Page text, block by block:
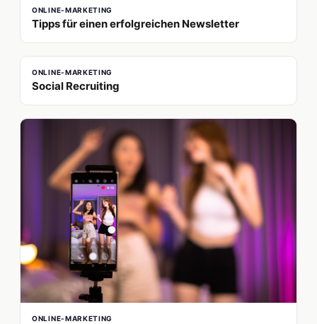
ONLINE-MARKETING
Tipps für einen erfolgreichen Newsletter
ONLINE-MARKETING
Social Recruiting
ONLINE-MARKETING